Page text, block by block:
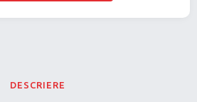
DESCRIERE